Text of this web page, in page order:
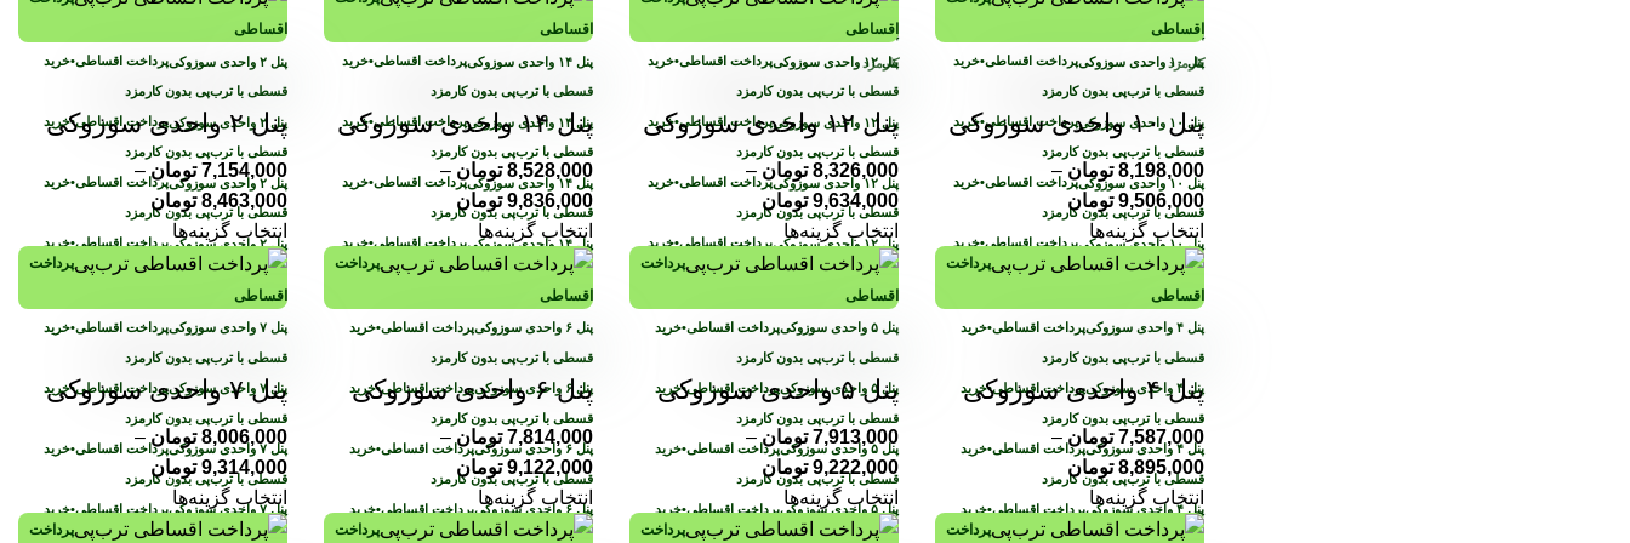
پرداخت اقساطی
کارمزد
پرداخت اقساطی
کارمزد
اقساطی
پرداخت اقساطی•خرید
قسطی با ترب‌پی بدون کارمزد
پرداخت اقساطی•خرید
قسطی با ترب‌پی بدون کارمزد
پرداخت اقساطی•خرید
قسطی با ترب‌پی بدون کارمزد
پرداخت اقساطی•خرید
قسطی با ترب‌پی بدون کارمزد
پنل ۱۰ واحدی سوزوکی
8,198,000 تومان –
9,506,000 تومان
انتخاب گزینه‌ها
اقساطی
پرداخت اقساطی•خرید
قسطی با ترب‌پی بدون کارمزد
پرداخت اقساطی•خرید
قسطی با ترب‌پی بدون کارمزد
پرداخت اقساطی•خرید
قسطی با ترب‌پی بدون کارمزد
پرداخت اقساطی•خرید
قسطی با ترب‌پی بدون کارمزد
پنل ۱۲ واحدی سوزوکی
8,326,000 تومان –
9,634,000 تومان
انتخاب گزینه‌ها
اقساطی
پرداخت اقساطی•خرید
قسطی با ترب‌پی بدون کارمزد
پرداخت اقساطی•خرید
قسطی با ترب‌پی بدون کارمزد
پرداخت اقساطی•خرید
قسطی با ترب‌پی بدون کارمزد
پرداخت اقساطی•خرید
قسطی با ترب‌پی بدون کارمزد
پنل ۱۴ واحدی سوزوکی
8,528,000 تومان –
9,836,000 تومان
انتخاب گزینه‌ها
اقساطی
پرداخت اقساطی•خرید
قسطی با ترب‌پی بدون کارمزد
پرداخت اقساطی•خرید
قسطی با ترب‌پی بدون کارمزد
پرداخت اقساطی•خرید
قسطی با ترب‌پی بدون کارمزد
پرداخت اقساطی•خرید
قسطی با ترب‌پی بدون کارمزد
پنل ۲ واحدی سوزوکی
7,154,000 تومان –
8,463,000 تومان
انتخاب گزینه‌ها
پرداخت
اقساطی
پرداخت اقساطی•خرید
قسطی با ترب‌پی بدون کارمزد
پرداخت اقساطی•خرید
قسطی با ترب‌پی بدون کارمزد
پرداخت اقساطی•خرید
قسطی با ترب‌پی بدون کارمزد
پرداخت اقساطی•خرید
قسطی با ترب‌پی بدون کارمزد
پنل ۴ واحدی سوزوکی
7,587,000 تومان –
8,895,000 تومان
انتخاب گزینه‌ها
پرداخت
اقساطی
پرداخت اقساطی•خرید
قسطی با ترب‌پی بدون کارمزد
پرداخت اقساطی•خرید
قسطی با ترب‌پی بدون کارمزد
پرداخت اقساطی•خرید
قسطی با ترب‌پی بدون کارمزد
پرداخت اقساطی•خرید
قسطی با ترب‌پی بدون کارمزد
پنل ۵ واحدی سوزوکی
7,913,000 تومان –
9,222,000 تومان
انتخاب گزینه‌ها
پرداخت
اقساطی
پرداخت اقساطی•خرید
قسطی با ترب‌پی بدون کارمزد
پرداخت اقساطی•خرید
قسطی با ترب‌پی بدون کارمزد
پرداخت اقساطی•خرید
قسطی با ترب‌پی بدون کارمزد
پرداخت اقساطی•خرید
قسطی با ترب‌پی بدون کارمزد
پنل ۶ واحدی سوزوکی
7,814,000 تومان –
9,122,000 تومان
انتخاب گزینه‌ها
پرداخت
اقساطی
پرداخت اقساطی•خرید
قسطی با ترب‌پی بدون کارمزد
پرداخت اقساطی•خرید
قسطی با ترب‌پی بدون کارمزد
پرداخت اقساطی•خرید
قسطی با ترب‌پی بدون کارمزد
پرداخت اقساطی•خرید
قسطی با ترب‌پی بدون کارمزد
پنل ۷ واحدی سوزوکی
8,006,000 تومان –
9,314,000 تومان
انتخاب گزینه‌ها
پرداخت
پرداخت
پرداخت
پرداخت